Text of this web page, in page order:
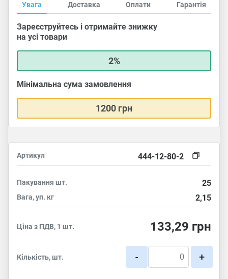
Увага Доставка Оплати Гарантія
Зареєструйтесь і отримайте знижку
на усі товари
2%
Мінімальна сума замовлення
1200 грн
Артикул 444-12-80-2
Пакування шт. 25
Вага, уп. кг 2,15
Ціна з ПДВ, 1 шт. 133,29 грн
Кількість, шт. - +